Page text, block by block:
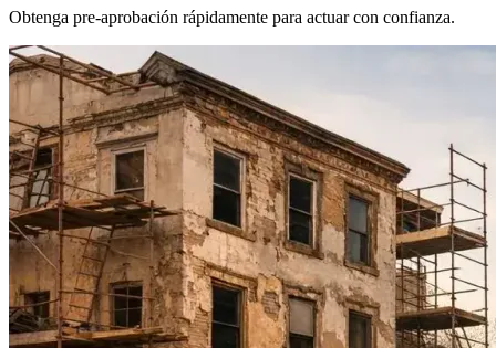
Obtenga pre-aprobación rápidamente para actuar con confianza.